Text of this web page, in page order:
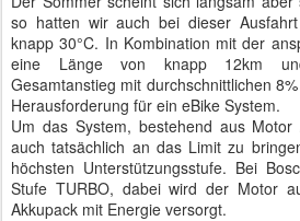
so hatten wir auch bei dieser
knapp 30°C. In Kombination mit der
eine Länge von knapp 12km
Gesamtanstieg mit durchschnittlichen
Herausforderung für ein eBike System.
Um das System, bestehend aus
auch tatsächlich an das Limit zu
höchsten Unterstützungsstufe. Bei
Stufe TURBO, dabei wird der Motor
Akkupack mit Energie versorgt.